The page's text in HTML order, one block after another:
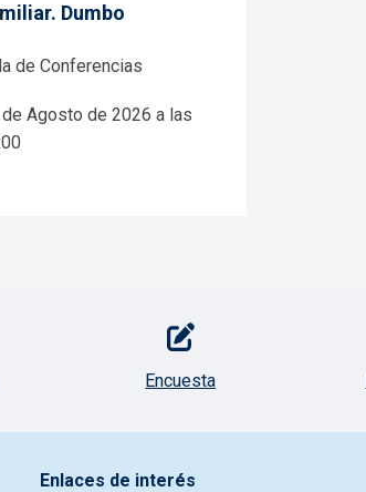
Dumbo
de Conferencias
Agosto de 2026 a las
Encuesta
Enlaces de interés